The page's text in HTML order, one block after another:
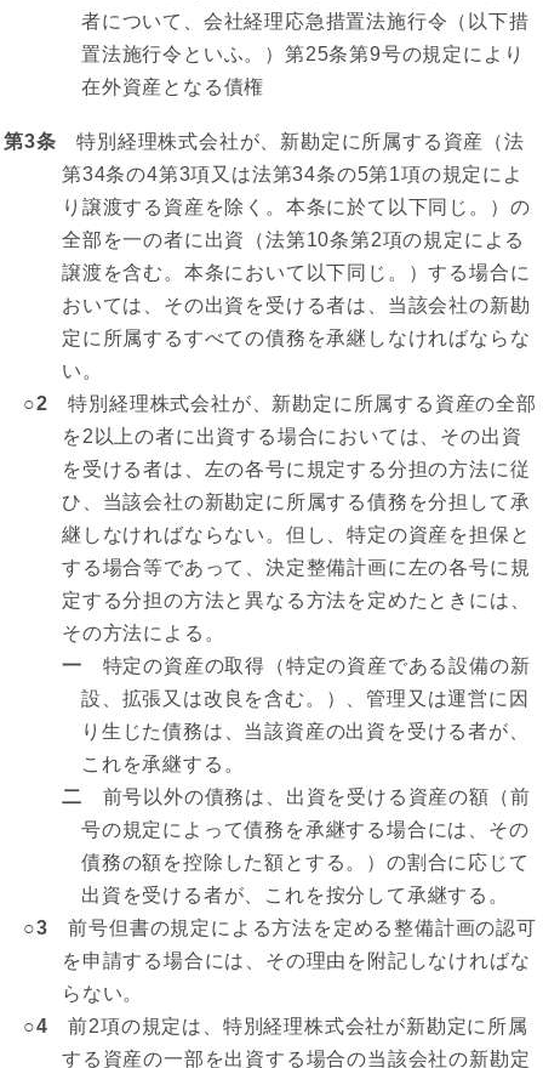
者について、会社経理応急措置法施行令（以下措
置法施行令といふ。）第25条第9号の規定により
在外資産となる債権
第3条 特別経理株式会社が、新勘定に所属する資産（法
第34条の4第3項又は法第34条の5第1項の規定によ
り譲渡する資産を除く。本条に於て以下同じ。）の
全部を一の者に出資（法第10条第2項の規定による
譲渡を含む。本条において以下同じ。）する場合に
おいては、その出資を受ける者は、当該会社の新勘
定に所属するすべての債務を承継しなければならな
い。
○2 特別経理株式会社が、新勘定に所属する資産の全部
を2以上の者に出資する場合においては、その出資
を受ける者は、左の各号に規定する分担の方法に従
ひ、当該会社の新勘定に所属する債務を分担して承
継しなければならない。但し、特定の資産を担保と
する場合等であって、決定整備計画に左の各号に規
定する分担の方法と異なる方法を定めたときには、
その方法による。
一 特定の資産の取得（特定の資産である設備の新
設、拡張又は改良を含む。）、管理又は運営に因
り生じた債務は、当該資産の出資を受ける者が、
これを承継する。
二 前号以外の債務は、出資を受ける資産の額（前
号の規定によって債務を承継する場合には、その
債務の額を控除した額とする。）の割合に応じて
出資を受ける者が、これを按分して承継する。
○3 前号但書の規定による方法を定める整備計画の認可
を申請する場合には、その理由を附記しなければな
らない。
○4 前2項の規定は、特別経理株式会社が新勘定に所属
する資産の一部を出資する場合の当該会社の新勘定